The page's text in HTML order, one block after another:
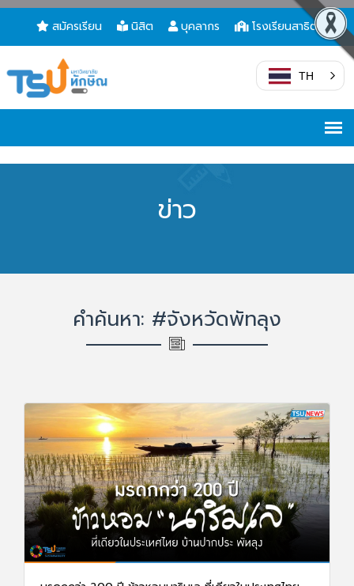
สมัครเรียน นิสิต บุคลากร โรงเรียนสาธิต
TH
ข่าว
คำค้นหา: #จังหวัดพัทลุง